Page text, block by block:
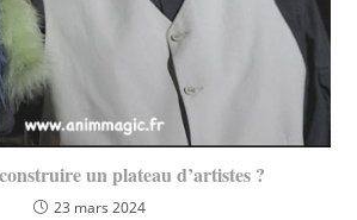
un plateau d’artistes ?
23 mars 2024